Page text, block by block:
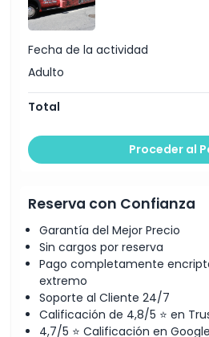
Exclusiones
Cosas a Saber
Cómo Canjear
Política de Cancelación
omitidas debido a capacidad
climáticas
[Regreso] en
Fecha de la actividad
Adulto
Total
Proceder al
Reserva con Confianza
Garantía del Mejor Precio
Sin cargos por reserva
Pago completamente
extremo
Soporte al Cliente 24/7
Calificación de 4,8/5 ⭐ en
4,7/5 ⭐ Calificación en Google